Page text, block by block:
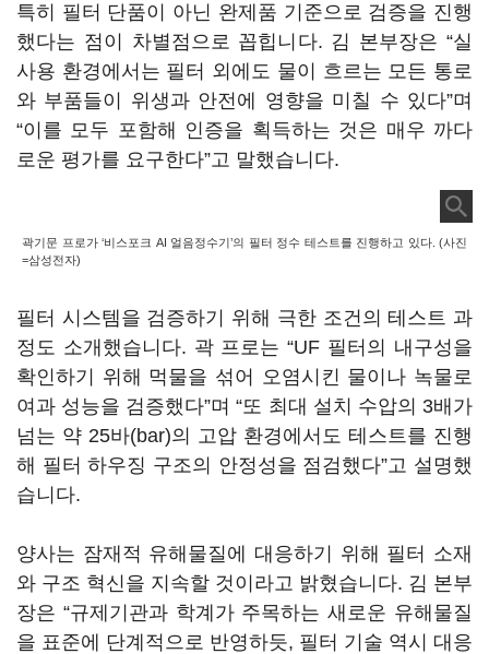
특히 필터 단품이 아닌 완제품 기준으로 검증을 진행
했다는 점이 차별점으로 꼽힙니다. 김 본부장은 “실
사용 환경에서는 필터 외에도 물이 흐르는 모든 통로
와 부품들이 위생과 안전에 영향을 미칠 수 있다”며
“이를 모두 포함해 인증을 획득하는 것은 매우 까다
로운 평가를 요구한다”고 말했습니다.
곽기문 프로가 ‘비스포크 AI 얼음정수기’의 필터 정수 테스트를 진행하고 있다. (사진
=삼성전자)
필터 시스템을 검증하기 위해 극한 조건의 테스트 과
정도 소개했습니다. 곽 프로는 “UF 필터의 내구성을
확인하기 위해 먹물을 섞어 오염시킨 물이나 녹물로
여과 성능을 검증했다”며 “또 최대 설치 수압의 3배가
넘는 약 25바(bar)의 고압 환경에서도 테스트를 진행
해 필터 하우징 구조의 안정성을 점검했다”고 설명했
습니다.
양사는 잠재적 유해물질에 대응하기 위해 필터 소재
와 구조 혁신을 지속할 것이라고 밝혔습니다. 김 본부
장은 “규제기관과 학계가 주목하는 새로운 유해물질
을 표준에 단계적으로 반영하듯, 필터 기술 역시 대응